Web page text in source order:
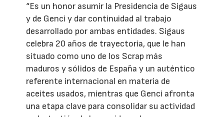
“Es un honor asumir la Presidencia de Sigaus
y de Genci y dar continuidad al trabajo
desarrollado por ambas entidades. Sigaus
celebra 20 años de trayectoria, que le han
situado como uno de los Scrap más
maduros y sólidos de España y un auténtico
referente internacional en materia de
aceites usados, mientras que Genci afronta
una etapa clave para consolidar su actividad